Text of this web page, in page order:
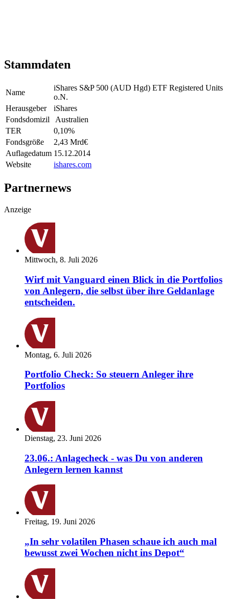
Stammdaten
Name
iShares S&P 500 (AUD Hgd) ETF Registered Units
o.N.
Herausgeber
iShares
Fondsdomizil
Australien
TER
0,10%
Fondsgröße
2,43 Mrd€
Auflagedatum 15.12.2014
Website
ishares.com
Partnernews
Anzeige
Mittwoch, 8. Juli 2026
Wirf mit Vanguard einen Blick in die Portfolios
von Anlegern, die selbst über ihre Geldanlage
entscheiden.
Montag, 6. Juli 2026
Portfolio Check: So steuern Anleger ihre
Portfolios
Dienstag, 23. Juni 2026
23.06.: Anlagecheck - was Du von anderen
Anlegern lernen kannst
Freitag, 19. Juni 2026
„In sehr volatilen Phasen schaue ich auch mal
bewusst zwei Wochen nicht ins Depot“